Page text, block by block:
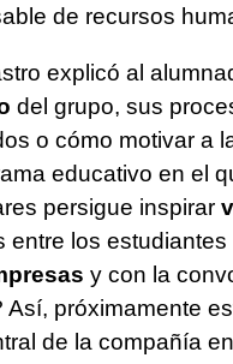
de recursos
explicó al
del grupo, sus
o cómo motivar a
educativo en el
persigue inspirar
entre los
y con la
próximamente
de la compañía en